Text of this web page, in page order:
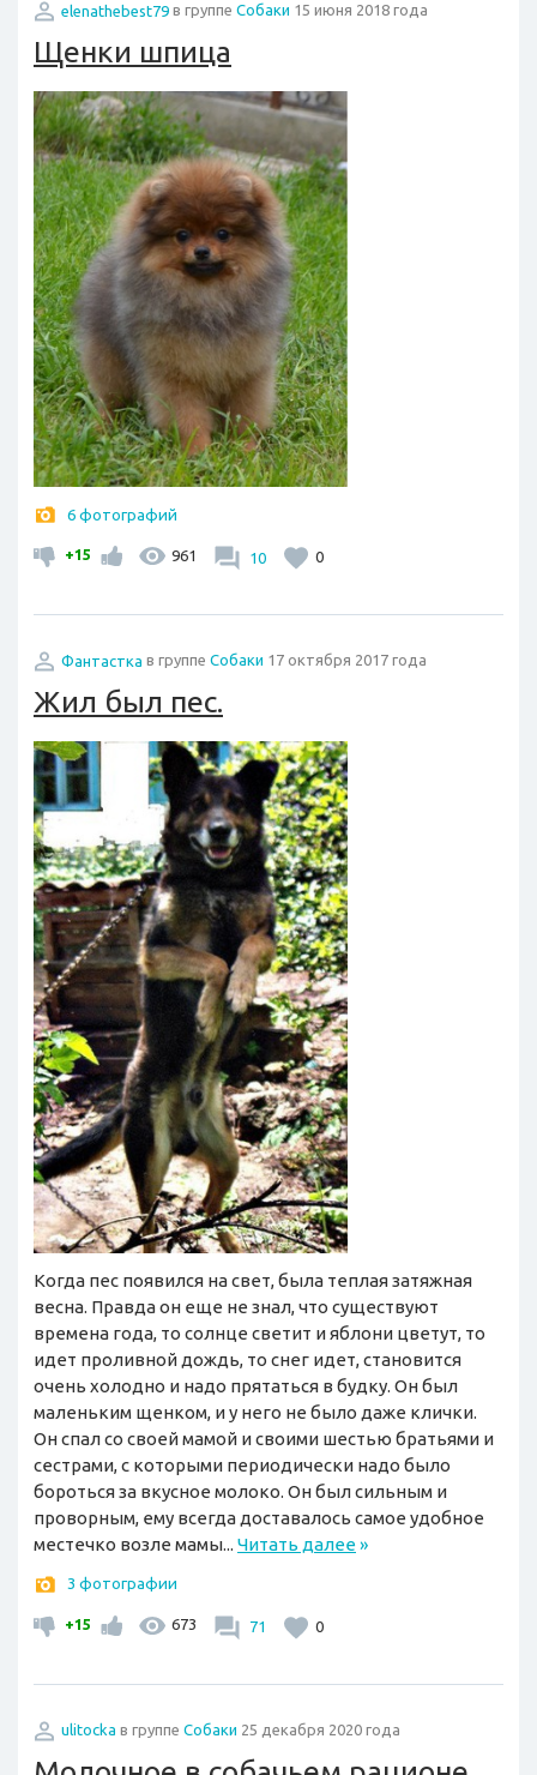
elenathebest79 в группе Собаки 15 июня 2018 года
Щенки шпица
6 фотографий
+15 961 10 0
Фантастка в группе Собаки 17 октября 2017 года
Жил был пес.
Когда пес появился на свет, была теплая затяжная
весна. Правда он еще не знал, что существуют
времена года, то солнце светит и яблони цветут, то
идет проливной дождь, то снег идет, становится
очень холодно и надо прятаться в будку. Он был
маленьким щенком, и у него не было даже клички.
Он спал со своей мамой и своими шестью братьями и
сестрами, с которыми периодически надо было
бороться за вкусное молоко. Он был сильным и
проворным, ему всегда доставалось самое удобное
местечко возле мамы... Читать далее»
3 фотографии
+15 673 71 0
ulitocka в группе Собаки 25 декабря 2020 года